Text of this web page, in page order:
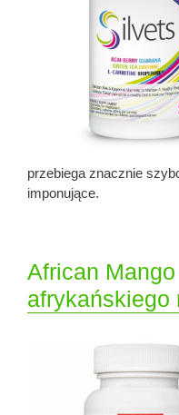
przebiega znacznie
imponujące.
African
afrykańskiego